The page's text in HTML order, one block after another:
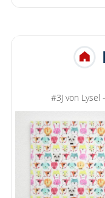
#3J von Lysel